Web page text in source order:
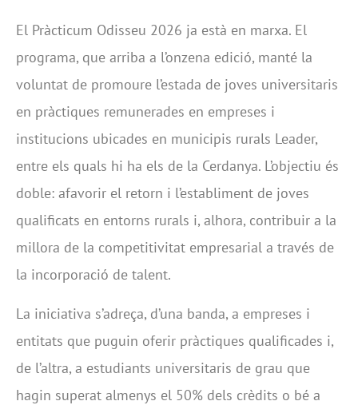
El Pràcticum Odisseu 2026 ja està en marxa. El
programa, que arriba a l’onzena edició, manté la
voluntat de promoure l’estada de joves universitaris
en pràctiques remunerades en empreses i
institucions ubicades en municipis rurals Leader,
entre els quals hi ha els de la Cerdanya. L’objectiu és
doble: afavorir el retorn i l’establiment de joves
qualificats en entorns rurals i, alhora, contribuir a la
millora de la competitivitat empresarial a través de
la incorporació de talent.
La iniciativa s’adreça, d’una banda, a empreses i
entitats que puguin oferir pràctiques qualificades i,
de l’altra, a estudiants universitaris de grau que
hagin superat almenys el 50% dels crèdits o bé a